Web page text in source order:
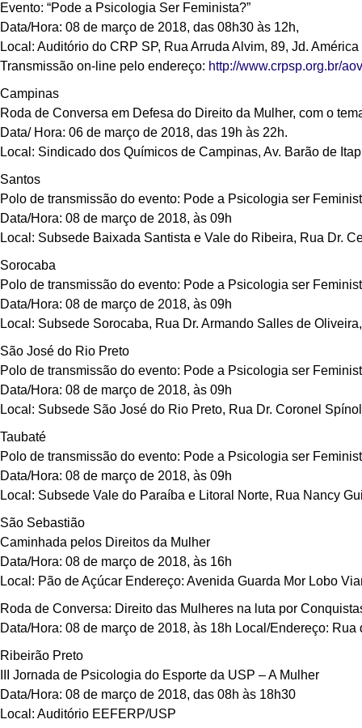
Evento: “Pode a Psicologia Ser Feminista?”
Data/Hora: 08 de março de 2018, das 08h30 às 12h,
Local: Auditório do CRP SP, Rua Arruda Alvim, 89, Jd.
Transmissão on-line pelo endereço: http://www.crpsp.org.br/
Campinas
Roda de Conversa em Defesa do Direito da Mulher, com o
Data/ Hora: 06 de março de 2018, das 19h às 22h.
Local: Sindicado dos Químicos de Campinas, Av. Barão de
Santos
Polo de transmissão do evento: Pode a Psicologia ser
Data/Hora: 08 de março de 2018, às 09h
Local: Subsede Baixada Santista e Vale do Ribeira, Rua Dr.
Sorocaba
Polo de transmissão do evento: Pode a Psicologia ser
Data/Hora: 08 de março de 2018, às 09h
Local: Subsede Sorocaba, Rua Dr. Armando Salles de
São José do Rio Preto
Polo de transmissão do evento: Pode a Psicologia ser
Data/Hora: 08 de março de 2018, às 09h
Local: Subsede São José do Rio Preto, Rua Dr. Coronel
Taubaté
Polo de transmissão do evento: Pode a Psicologia ser
Data/Hora: 08 de março de 2018, às 09h
Local: Subsede Vale do Paraíba e Litoral Norte, Rua Nancy
São Sebastião
Caminhada pelos Direitos da Mulher
Data/Hora: 08 de março de 2018, às 16h
Local: Pão de Açúcar Endereço: Avenida Guarda Mor Lobo
Roda de Conversa: Direito das Mulheres na luta por
Data/Hora: 08 de março de 2018, às 18h Local/Endereço:
Ribeirão Preto
III Jornada de Psicologia do Esporte da USP – A Mulher
Data/Hora: 08 de março de 2018, das 08h às 18h30
Local: Auditório EEFERP/USP